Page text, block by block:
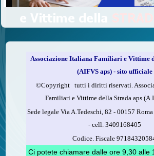
C'è un modo di contribuire alle attività
delle vittime della strada e per dare giustizia
loro familiari che non costa nulla: devolvere
Compila la scheda CUD o del modello 730.
Firma nel riquadro indicato come
organizzazioni non lucrative di utilità sociale,
Indica nel riquadro il codice fiscale
97184320584
Associazione Italiana Familiari e Vittime
(AIFVS aps) - sito ufficiale
©​Copyright tutti i diritti riservati.
Familiari e Vittime della Strada aps
Sede legale Via A.Tedeschi, 82 - 00157
-cell.3409168405
Codice. Fiscale
Ci potete chiamare dalle ore 9,30 alle